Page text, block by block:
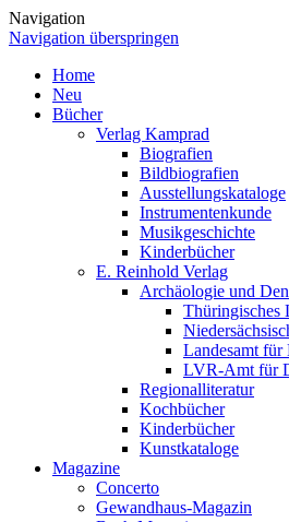
Navigation
Navigation überspringen
Home
Neu
Bücher
Verlag Kamprad
Biografien
Bildbiografien
Ausstellungskataloge
Instrumentenkunde
Musikgeschichte
Kinderbücher
E. Reinhold Verlag
Archäologie und
Thüringisches
Landesamt für
LVR-Amt für
Regionalliteratur
Kochbücher
Kinderbücher
Kunstkataloge
Magazine
Concerto
Gewandhaus-Magazin